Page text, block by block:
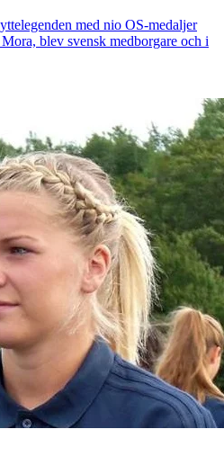
med nio OS-medaljer
blev svensk medborgare och i